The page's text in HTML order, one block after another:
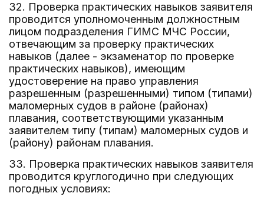
32. Проверка практических навыков заявителя
проводится уполномоченным должностным
лицом подразделения ГИМС МЧС России,
отвечающим за проверку практических
навыков (далее - экзаменатор по проверке
практических навыков), имеющим
удостоверение на право управления
разрешенным (разрешенными) типом (типами)
маломерных судов в районе (районах)
плавания, соответствующими указанным
заявителем типу (типам) маломерных судов и
(району) районам плавания.
33. Проверка практических навыков заявителя
проводится круглогодично при следующих
погодных условиях: